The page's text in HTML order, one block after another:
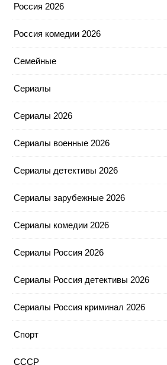
Россия 2026
Россия комедии 2026
Семейные
Сериалы
Сериалы 2026
Сериалы военные 2026
Сериалы детективы 2026
Сериалы зарубежные 2026
Сериалы комедии 2026
Сериалы Россия 2026
Сериалы Россия детективы 2026
Сериалы Россия криминал 2026
Спорт
СССР